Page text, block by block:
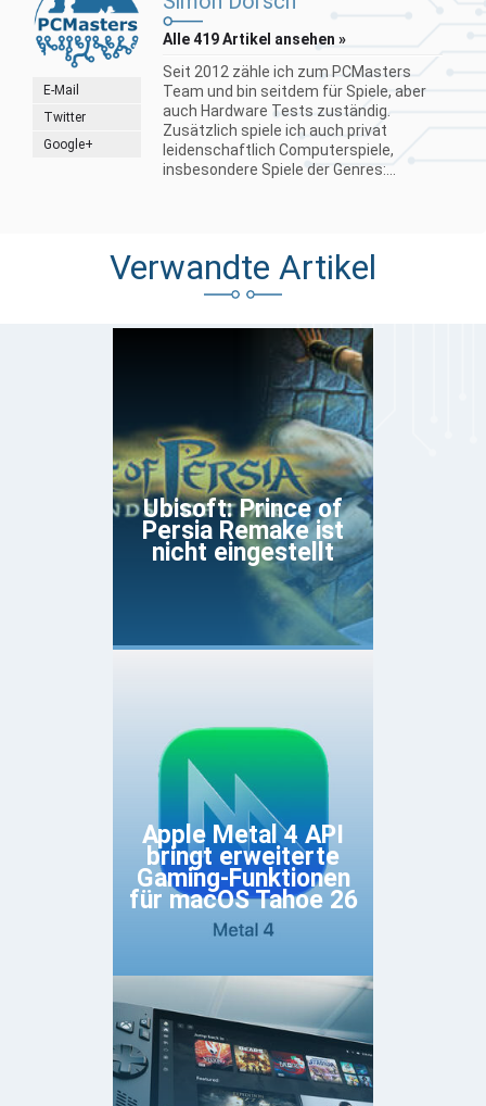
E-Mail
Twitter
Google+
Alle 419 Artikel ansehen »
Seit 2012 zähle ich zum PCMasters
Team und bin seitdem für Spiele, aber
auch Hardware Tests zuständig.
Zusätzlich spiele ich auch privat
leidenschaftlich Computerspiele,
insbesondere Spiele der Genres:...
Verwandte Artikel
Ubisoft: Prince of
Persia Remake ist
nicht eingestellt
Apple Metal 4 API
bringt erweiterte
Gaming-Funktionen
für macOS Tahoe 26